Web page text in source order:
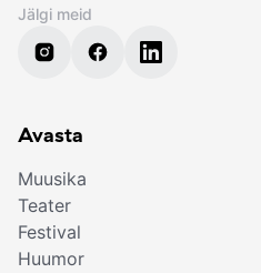
Jälgi meid
Avasta
Muusika
Teater
Festival
Huumor